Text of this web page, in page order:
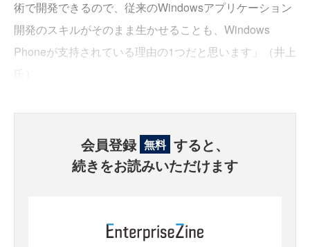
術で開発できるので、従来のWindowsアプリケーション
開発のスキルがそのまま生かせることも、Windows
Phoneが支持されている理由の1つだと思います」（井上
会員登録 無料 すると、
続きをお読みいただけます